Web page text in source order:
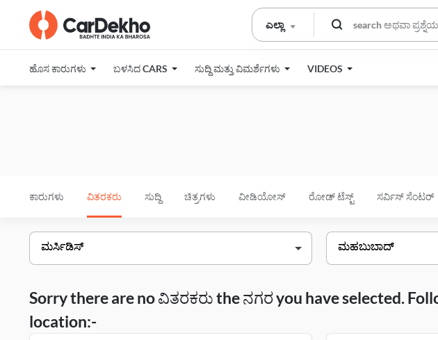
ಎಲ್ಲಾ
ಹೊಸ ಕಾರುಗಳು ಬಳಸಿದ CARS ಸುದ್ದಿ ಮತ್ತು ವಿಮರ್ಶೆಗಳು VIDEOS
ಕಾರುಗಳು ವಿತರಕರು ಸುದ್ದಿ ಚಿತ್ರಗಳು ವೀಡಿಯೋಸ್ ರೋಡ್ ಟೆಸ್ಟ್ ಸರ್ವಿಸ್ ಸೆಂಟರ್
Sorry there are no ವಿತರಕರು the ನಗರ you have selected.
location:-